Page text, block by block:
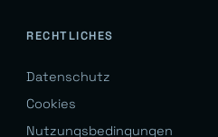
RECHTLICHES
Datenschutz
Cookies
Nutzungsbedingungen